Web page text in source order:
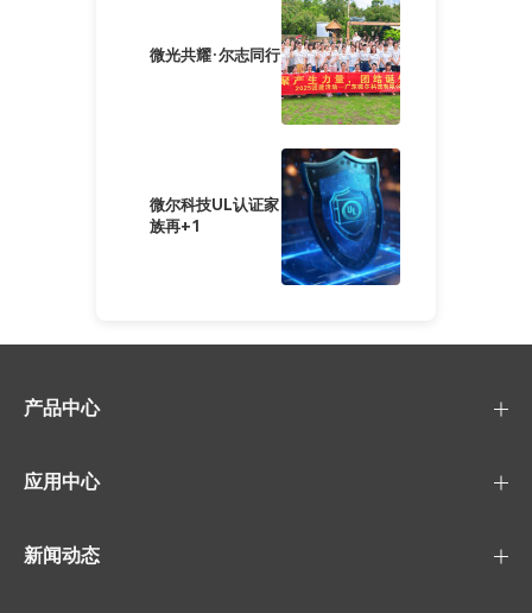
微光共耀·尔志同行
微尔科技UL认证家
族再+1
产品中心
应用中心
新闻动态